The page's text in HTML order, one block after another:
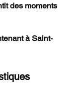
des moments
à Saint-